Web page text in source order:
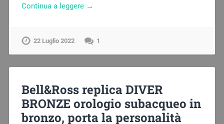
Continua a leggere →
22 Luglio 2022 1
Bell&Ross replica DIVER
BRONZE orologio subacqueo in
bronzo, porta la personalità